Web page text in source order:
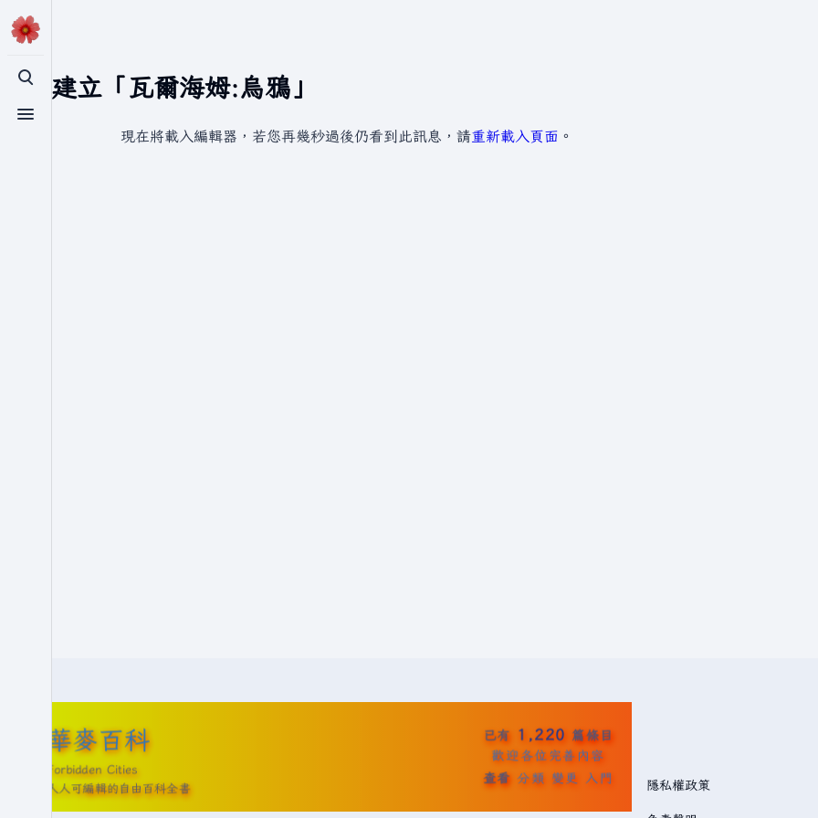
切換搜尋
切換選單
正在建立「瓦爾海姆:烏鴉」
現在將載入編輯器，若您再幾秒過後仍看到此訊息，請重新載入頁面 。
華麥百科
Forbidden Cities
人人可編輯的自由百科全書
已有 1,220 篇條目
歡迎各位完善內容
查看 分類 變更 入門 隱私權政策